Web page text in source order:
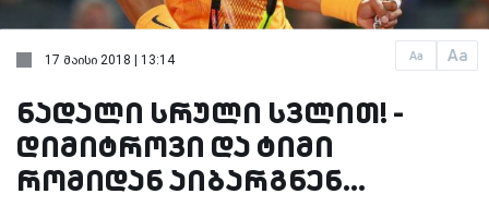
Aa Aa
17 მაისი 2018 | 13:14
ნადალი სრული სვლით! -
დიმიტროვი და ტიმი
რომიდან აიბარგნენ...